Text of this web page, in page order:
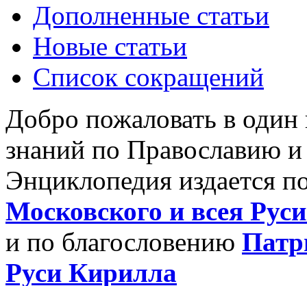
Дополненные статьи
Новые статьи
Список сокращений
Добро пожаловать в
знаний по Православию
Энциклопедия издается
Московского и всея
и по благословению
Руси Кирилла